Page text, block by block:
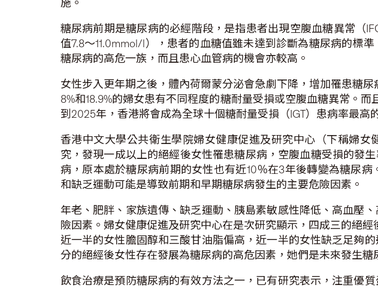
施。
糖尿病前期是糖尿病的必經階段，是指患者出現空腹血糖異常（
值7.8～11.0mmol/l），患者的血糖值雖未達到診斷為糖尿病的標
糖尿病的高危一族，而且患心血管病的機會亦較高。
女性步入更年期之後，體內荷爾蒙分泌會急劇下降，增加罹患糖
8%和18.9%的婦女患有不同程度的糖耐量受損或空腹血糖異常。
到2025年，香港將會成為全球十個糖耐量受損（IGT）患病率最高
香港中文大學公共衛生學院婦女健康促進及研究中心（下稱婦
究，發現一成以上的絕經後女性罹患糖尿病，空腹血糖受損的發
病，原本處於糖尿病前期的女性也有近10％在3年後轉變為糖尿
和缺乏運動可能是導致前期和早期糖尿病發生的主要危險因素。
年老、肥胖、家族遺傳、缺乏運動、胰島素敏感性降低、高血壓
險因素。婦女健康促進及研究中心在是次研究顯示，四成三的絕
近一半的女性膽固醇和三酸甘油脂偏高，近一半的女性缺乏足夠
分的絕經後女性存在發展為糖尿病的高危因素，她們是未來發生
飲食治療是預防糖尿病的有效方法之一，已有研究表示，注重優